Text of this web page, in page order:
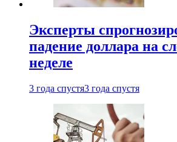
Эксперты
падение доллара на
неделе
3 года спустя3 года спустя